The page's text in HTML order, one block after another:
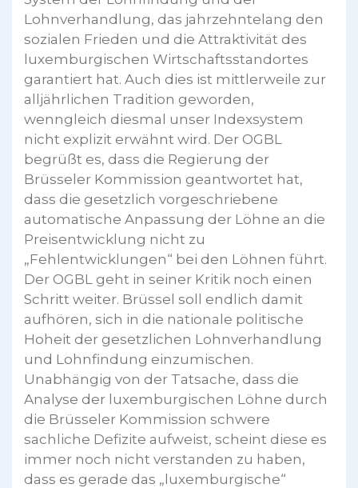
Lohnverhandlung, das jahrzehntelang den
sozialen Frieden und die Attraktivität des
luxemburgischen Wirtschaftsstandortes
garantiert hat. Auch dies ist mittlerweile zur
alljährlichen Tradition geworden,
wenngleich diesmal unser Indexsystem
nicht explizit erwähnt wird. Der OGBL
begrüßt es, dass die Regierung der
Brüsseler Kommission geantwortet hat,
dass die gesetzlich vorgeschriebene
automatische Anpassung der Löhne an die
Preisentwicklung nicht zu
„Fehlentwicklungen“ bei den Löhnen führt.
Der OGBL geht in seiner Kritik noch einen
Schritt weiter. Brüssel soll endlich damit
aufhören, sich in die nationale politische
Hoheit der gesetzlichen Lohnverhandlung
und Lohnfindung einzumischen.
Unabhängig von der Tatsache, dass die
Analyse der luxemburgischen Löhne durch
die Brüsseler Kommission schwere
sachliche Defizite aufweist, scheint diese es
immer noch nicht verstanden zu haben,
dass es gerade das „luxemburgische“